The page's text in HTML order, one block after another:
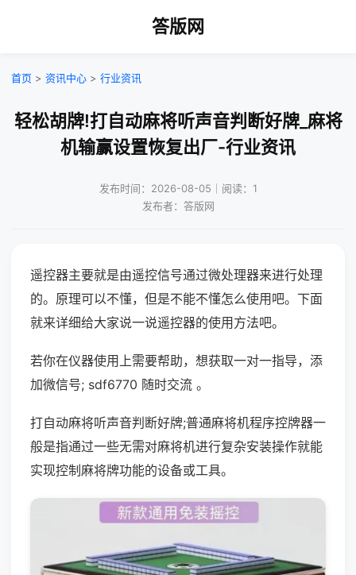
答版网
首页 > 资讯中心 > 行业资讯
轻松胡牌!打自动麻将听声音判断好牌_麻将
机输赢设置恢复出厂-行业资讯
发布时间：2026-08-05｜阅读：1
发布者：答版网
遥控器主要就是由遥控信号通过微处理器来进行处理
的。原理可以不懂，但是不能不懂怎么使用吧。下面
就来详细给大家说一说遥控器的使用方法吧。
若你在仪器使用上需要帮助，想获取一对一指导，添
加微信号; sdf6770 随时交流 。
打自动麻将听声音判断好牌;普通麻将机程序控牌器一
般是指通过一些无需对麻将机进行复杂安装操作就能
实现控制麻将牌功能的设备或工具。